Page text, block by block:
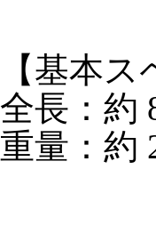
【基本ス
全長：約
重量：約